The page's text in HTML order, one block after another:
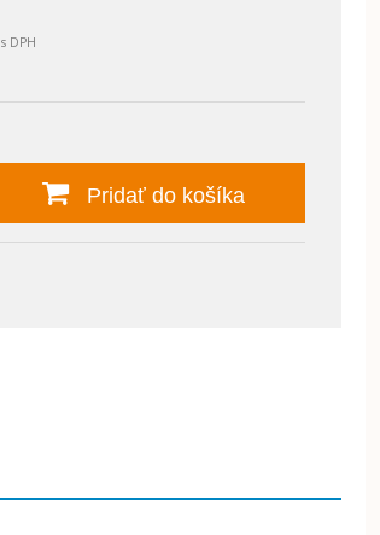
s DPH
Pridať do košíka